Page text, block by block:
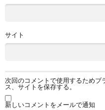
サイト
次回のコメントで使用するためブ
ス、サイトを保存する。
新しいコメントをメールで通知